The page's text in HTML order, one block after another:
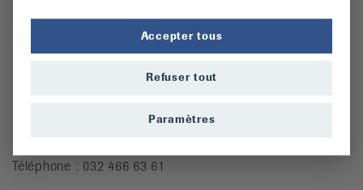
Téléphone : 032 466 63 61
Accepter tous
Refuser tout
Paramètres